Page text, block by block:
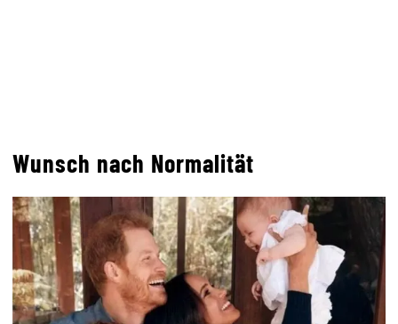
Wunsch nach Normalität